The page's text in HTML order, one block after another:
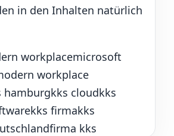
in den Inhalten natürlich
workplacemicrosoft
workplace
hamburgkks cloudkks
kks firmakks
firma kks